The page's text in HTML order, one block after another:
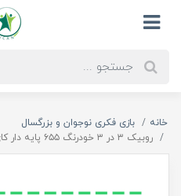
خانه
بازی فکری نوجوان و بزرگسال
روبیک ۳ در ۳ خودرنگ ۶۵۵ پایه دار کای وای وریور